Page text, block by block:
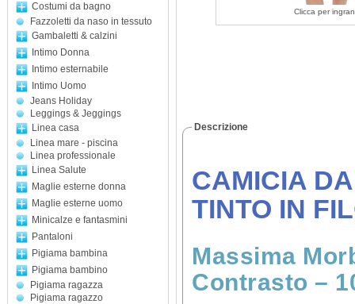
Costumi da bagno
Fazzoletti da naso in tessuto
Gambaletti & calzini
Intimo Donna
Intimo esternabile
Intimo Uomo
Jeans Holiday
Leggings & Jeggings
Linea casa
Linea mare - piscina
Linea professionale
Linea Salute
Maglie esterne donna
Maglie esterne uomo
Minicalze e fantasmini
Pantaloni
Pigiama bambina
Pigiama bambino
Pigiama ragazza
Pigiama ragazzo
Clicca per
Descrizione
CAMICIA
TINTO IN
Massima
Contrasto –